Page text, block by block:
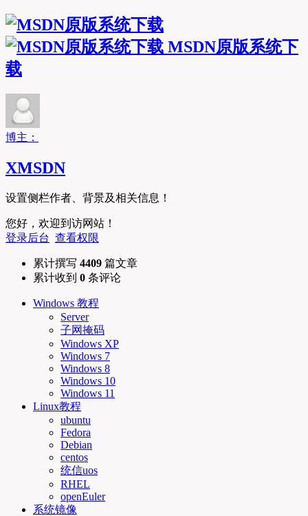
MSDN原版系统下
载
博主：
XMSDN
设置侧栏作者、背景及相关信息！
您好，欢迎到访网站！
登录后台 查看权限
累计撰写 4409 篇文章
累计收到 0 条评论
Windows 教程
Server
子网掩码
Windows XP
Windows 7
Windows 8
Windows 10
Windows 11
Linux教程
ubuntu
Fedora
Debian
centos
统信uos
RHEL
openEuler
系统镜像